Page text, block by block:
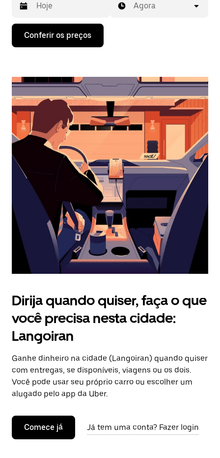
Pressione
seta
interagir
o
calendário
selecionar
uma
data.
Pressione
a
tecla
“ESC”
o
calendário.
Agora
Conferir os preços
Dirija quando quiser, faça o que
você precisa nesta cidade:
Langoiran
Ganhe dinheiro na cidade (Langoiran) quando quiser
com entregas, se disponíveis, viagens ou os dois.
Você pode usar seu próprio carro ou escolher um
alugado pelo app da Uber.
Comece já Já tem uma conta? Fazer login